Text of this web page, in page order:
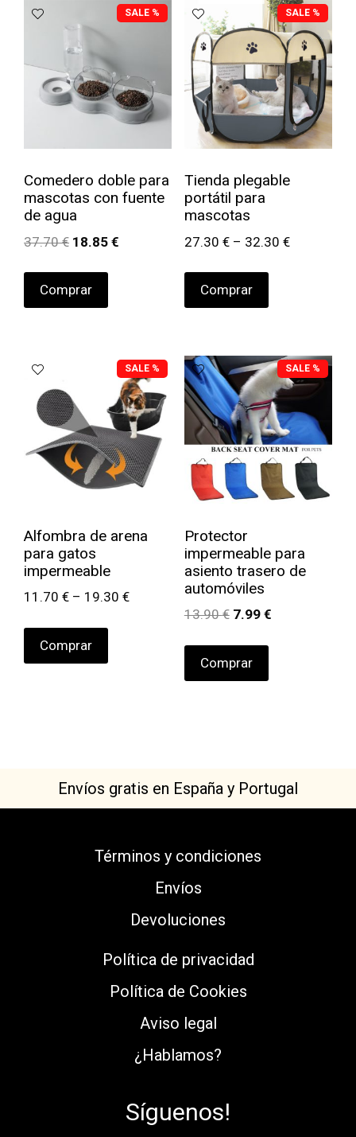
SALE %
Comedero doble para
mascotas con fuente
de agua
37.70€ 18.85 €
Comprar
SALE %
Tienda plegable
portátil para
mascotas
27.30 €– 32.30 €
Comprar
SALE %
Alfombra de arena
para gatos
impermeable
11.70 € – 19.30 €
Comprar
SALE %
Protector
impermeable para
asiento trasero de
automóviles
13.90€ 7.99 €
Comprar
Envíos gratis en España y Portugal
Términos y condiciones
Envíos
Devoluciones
Política de privacidad
Política de Cookies
Aviso legal
¿Hablamos?
Síguenos!